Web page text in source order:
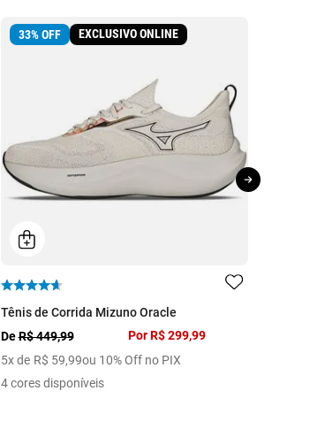
33%OFF EXCLUSIVO ONLINE
Tênis de Corrida Mizuno Oracle
DeR$ 449,99
5x de R$ 59,99ou 10% Off no PIX
Por R$ 299,99
4 cores disponíveis